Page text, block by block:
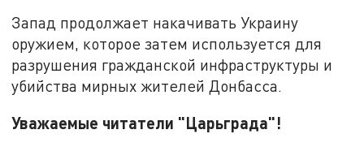
Запад продолжает накачивать Украину
оружием, которое затем используется для
разрушения гражданской инфраструктуры и
убийства мирных жителей Донбасса.
Уважаемые читатели "Царьграда"!